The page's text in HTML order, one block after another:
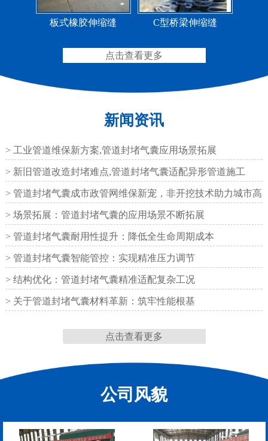
板式橡胶伸缩缝 C型桥梁伸缩缝
200*25米圆形桥梁气囊 390*14米的圆形充气芯
空心板内模 桥梁空心板气囊
堵）
点击查看更多
新闻资讯
> 工业管道维保新方案,管道封堵气囊应用场景拓展
> 新旧管道改造封堵难点,管道封堵气囊适配异形管道施工
> 管道封堵气囊成市政管网维保新宠，非开挖技术助力城市高
效运
> 场景拓展：管道封堵气囊的应用场景不断拓展
> 管道封堵气囊耐用性提升：降低全生命周期成本
> 管道封堵气囊智能管控：实现精准压力调节
> 结构优化：管道封堵气囊精准适配复杂工况
> 关于管道封堵气囊材料革新：筑牢性能根基
点击查看更多
公司风貌